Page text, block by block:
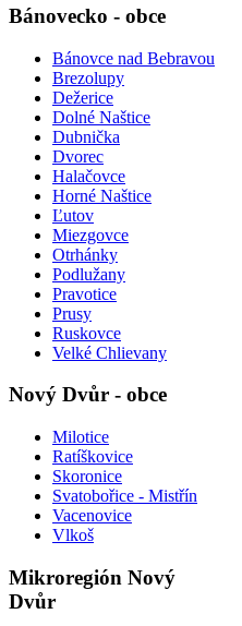
Bánovecko - obce
Bánovce nad Bebravou
Brezolupy
Dežerice
Dolné Naštice
Dubnička
Dvorec
Halačovce
Horné Naštice
Ľutov
Miezgovce
Otrhánky
Podlužany
Pravotice
Prusy
Ruskovce
Velké Chlievany
Nový Dvůr - obce
Milotice
Ratíškovice
Skoronice
Svatobořice - Mistřín
Vacenovice
Vlkoš
Mikroregión Nový
Dvůr